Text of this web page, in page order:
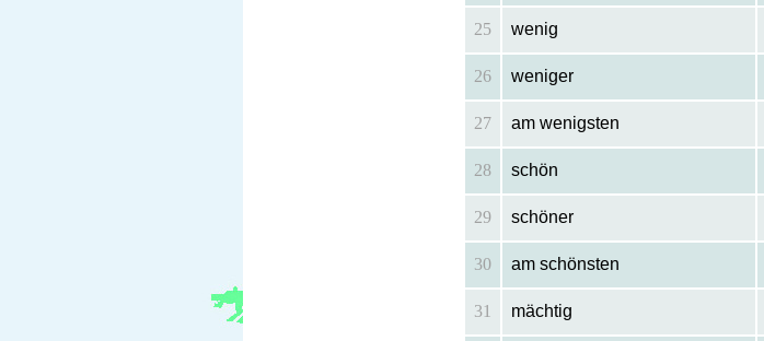
25 wenig
26 weniger
27 am wenigsten
28 schön
29 schöner
30 am schönsten
31 mächtig